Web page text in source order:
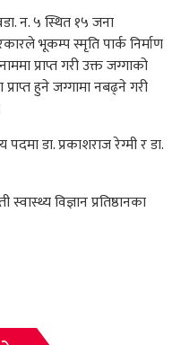
न. ५ स्थित १५ जना
भूकम्प स्मृति पार्क निर्माण
प्राप्त गरी उक्त जग्गाको
हुने जग्गामा नबढ्ने गरी
डा. प्रकाशराज रेग्मी र डा.
विज्ञान प्रतिष्ठानका